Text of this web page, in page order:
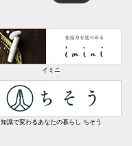
イミニ
知識で変わるあなたの暮らし ちそう